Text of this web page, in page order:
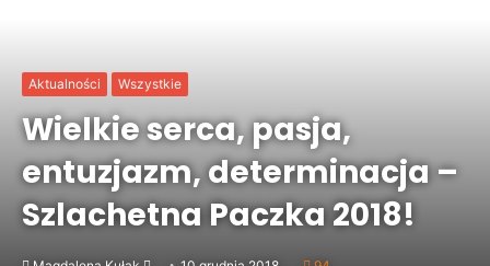
Aktualności Wszystkie
Wielkie serca, pasja,
entuzjazm, determinacja –
Szlachetna Paczka 2018!